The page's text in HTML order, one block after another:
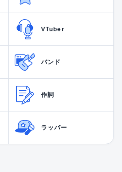
VTuber
バンド
作詞
ラッパー